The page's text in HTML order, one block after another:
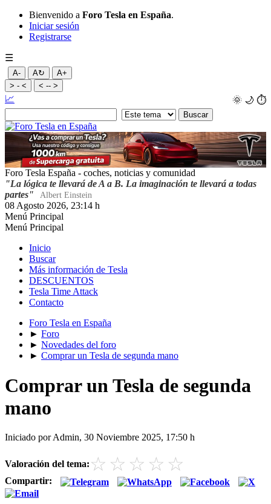
Bienvenido a Foro Tesla en España.
Iniciar sesión
Registrarse
☰
A- A↻
A+
> - <
< -- >
🌞 🌙 ⏱️
📈
Foro Tesla España - coches, noticias y comunidad
"La lógica te llevará de A a B. La imaginación te llevará a todas
partes"
Albert Einstein
08 Agosto 2026, 23:14 h
Menú Principal
Menú Principal
Inicio
Buscar
Más información de Tesla
DESCUENTOS
Tesla Time Attack
Contacto
Foro Tesla en España
► Foro
► Novedades del foro
► Comprar un Tesla de segunda mano
Comprar un Tesla de segunda
mano
Iniciado por Admin, 30 Noviembre 2025, 17:50 h
Valoración del tema: ☆ ☆ ☆ ☆ ☆
Compartir: